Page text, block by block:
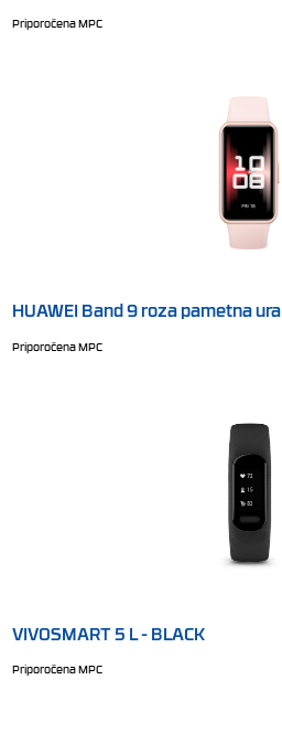
Priporočena MPC
HUAWEI Band 9 roza pametna ura
Priporočena MPC
VIVOSMART 5 L - BLACK
Priporočena MPC